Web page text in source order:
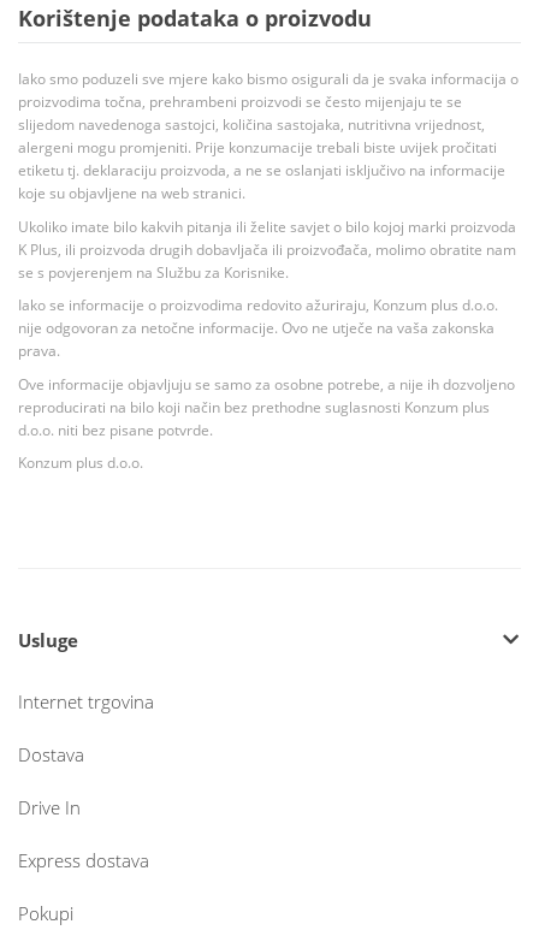
Korištenje podataka o proizvodu
Iako smo poduzeli sve mjere kako bismo osigurali da je svaka informacija o
proizvodima točna, prehrambeni proizvodi se često mijenjaju te se
slijedom navedenoga sastojci, količina sastojaka, nutritivna vrijednost,
alergeni mogu promjeniti. Prije konzumacije trebali biste uvijek pročitati
etiketu tj. deklaraciju proizvoda, a ne se oslanjati isključivo na informacije
koje su objavljene na web stranici.
Ukoliko imate bilo kakvih pitanja ili želite savjet o bilo kojoj marki proizvoda
K Plus, ili proizvoda drugih dobavljača ili proizvođača, molimo obratite nam
se s povjerenjem na Službu za Korisnike.
Iako se informacije o proizvodima redovito ažuriraju, Konzum plus d.o.o.
nije odgovoran za netočne informacije. Ovo ne utječe na vaša zakonska
prava.
Ove informacije objavljuju se samo za osobne potrebe, a nije ih dozvoljeno
reproducirati na bilo koji način bez prethodne suglasnosti Konzum plus
d.o.o. niti bez pisane potvrde.
Konzum plus d.o.o.
Usluge
Internet trgovina
Dostava
Drive In
Express dostava
Pokupi